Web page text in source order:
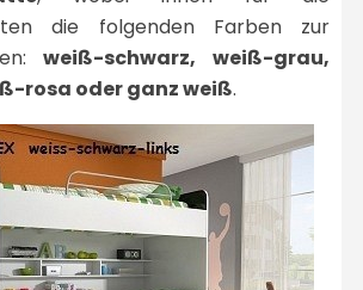
die folgenden Farben zur
weiß-schwarz, weiß-grau,
rosa oder ganz weiß.